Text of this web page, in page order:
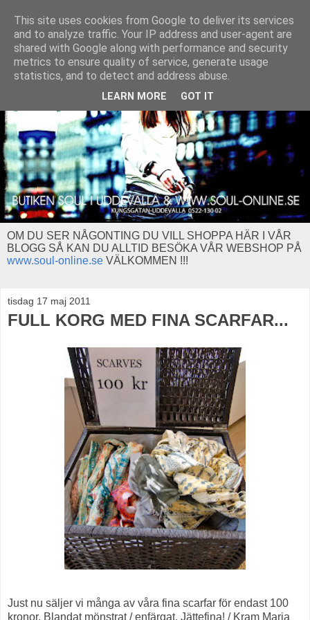
OM DU SER NÅGONTING DU VILL SHOPPA HÄR I VÅR
BLOGG SÅ KAN DU ALLTID BESÖKA VÅR WEBSHOP PÅ
www.soul-online.se VÄLKOMMEN !!!
tisdag 17 maj 2011
FULL KORG MED FINA SCARFAR...
Just nu säljer vi många av våra fina scarfar för endast 100
kronor. Blandat mönstrat / enfärgat. Jättefina! / Kram Maria
This site uses cookies from Google to deliver its services
and to analyze traffic. Your IP address and user-agent are
shared with Google along with performance and security
metrics to ensure quality of service, generate usage
statistics, and to detect and address abuse.
LEARN MORE GOT IT